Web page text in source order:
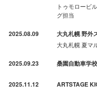
トゥモロービ
グ担当
2025.08.09 大丸札幌 野外
大丸札幌 夏マ
2025.09.23 桑園自動車学
2025.11.12 ARTSTAGE